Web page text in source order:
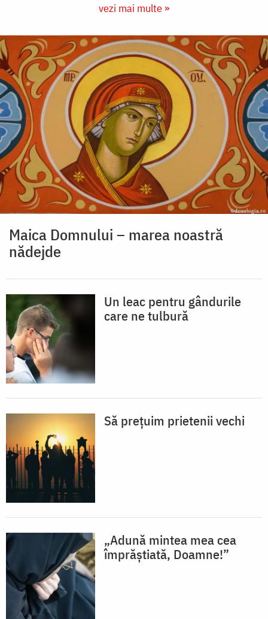
vezi mai multe »
Maica Domnului – marea noastră
nădejde
Un leac pentru gândurile
care ne tulbură
Să prețuim prietenii vechi
„Adună mintea mea cea
împrăștiată, Doamne!”